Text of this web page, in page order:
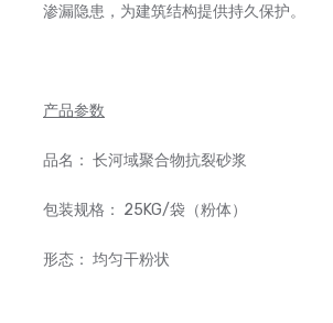
渗漏隐患，为建筑结构提供持久保护。
产品参数
品名： 长河域聚合物抗裂砂浆
包装规格： 25KG/袋（粉体）
形态： 均匀干粉状